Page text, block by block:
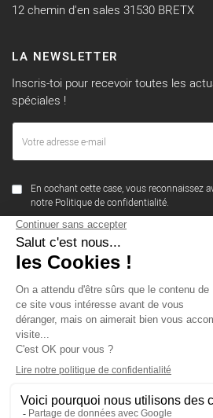
12 chemin d'en sales 31530 BRETX
LA NEWSLETTER
Inscris-toi pour recevoir toutes les
spéciales !
En cochant cette case, vous reconnaissez
notre Politique de confidentialité.
SUIVEZ-NOUS
NOTRE SOCIÉTÉ
PRODUITS